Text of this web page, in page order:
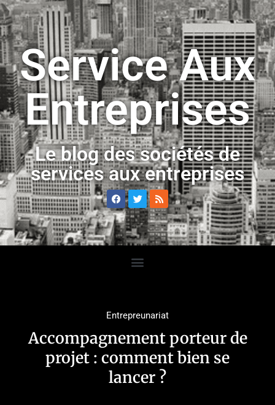
Service Aux
Entreprises
Le blog des sociétés de
services aux entreprises
Entrepreunariat
Accompagnement porteur de
projet : comment bien se
lancer ?